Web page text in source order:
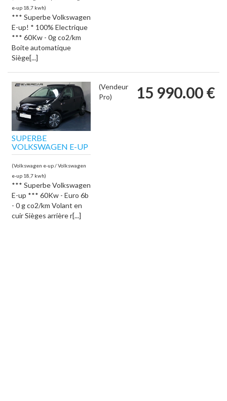
e-up 18,7 kwh)
*** Superbe Volkswagen
E-up! * 100% Electrique
*** 60Kw - 0g co2/km
Boite automatique
Siège[...]
SUPERBE
VOLKSWAGEN E-UP
(Volkswagen e-up / Volkswagen
e-up 18,7 kwh)
*** Superbe Volkswagen
E-up *** 60Kw - Euro 6b
- 0 g co2/km Volant en
cuir Sièges arrière r[...]
(Vendeur
Pro)
15 990.00 €